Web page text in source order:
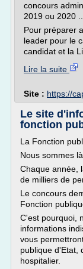
concours
2019 ou 2020 ...
Pour préparer
leader pour le
candidat et la
Lire la suite
Site : https://
Le site
fonction
La Fonction
Nous sommes
Chaque année,
de milliers de
Le concours
Fonction
C'est pourquoi,
informations
vous
publique d'Etat,
hospitalier.